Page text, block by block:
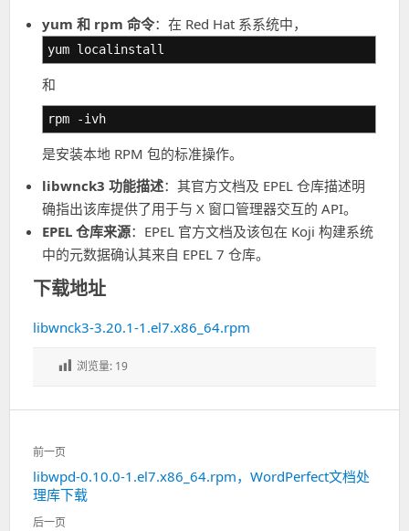
yum 和 rpm 命令：在 Red Hat 系系统中，
yum localinstall
和
rpm -ivh
是安装本地 RPM 包的标准操作。
libwnck3 功能描述：其官方文档及 EPEL 仓库描述明
确指出该库提供了用于与 X 窗口管理器交互的 API。
EPEL 仓库来源：EPEL 官方文档及该包在 Koji 构建系统
中的元数据确认其来自 EPEL 7 仓库。
下载地址
libwnck3-3.20.1-1.el7.x86_64.rpm
浏览量: 19
文
章
导
航
前一页
上
一
篇：
libwpd-0.10.0-1.el7.x86_64.rpm，WordPerfect文档处
理库下载
后一页